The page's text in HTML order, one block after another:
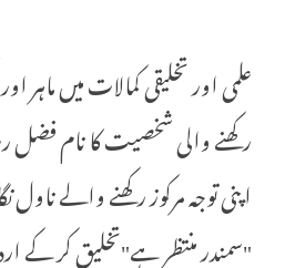
علمی اور تخلیقی کمالات میں
رکھنے والی شخصیت کا نام
اپنی توجہ مرکوز رکھنے والے
"سمندر منتظر ہے"تخلیق کر کے